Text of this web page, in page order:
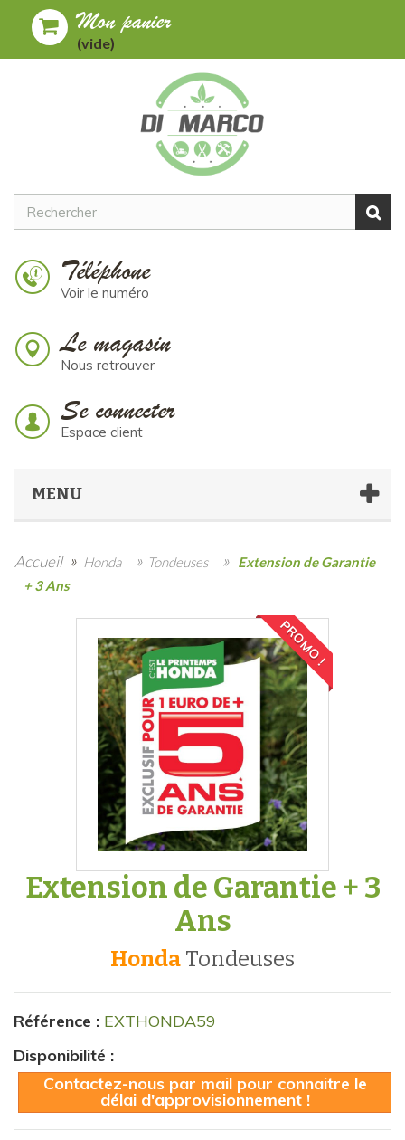
Mon panier
(vide)
Téléphone
Voir le numéro
Le magasin
Nous retrouver
Se connecter
Espace client
MENU
Accueil » Honda » Tondeuses » Extension de Garantie
+ 3 Ans
PROMO !
Extension de Garantie + 3
Ans
Honda tondeuses
Référence : EXTHONDA59
Disponibilité :
Contactez-nous par mail pour connaitre le
délai d'approvisionnement !